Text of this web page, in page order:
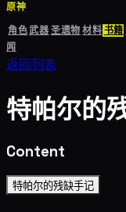
原神
角色武器圣遗物材料书籍
闻
返回列表
特帕尔的
Content
特帕尔的残缺手记